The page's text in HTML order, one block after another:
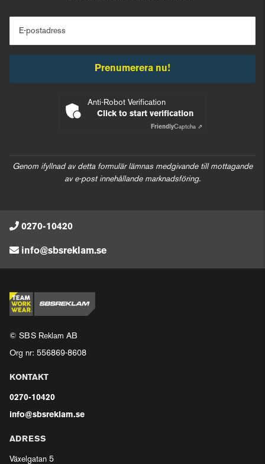
E-postadress
Prenumerera nu!
Anti-Robot Verification
Click to start verification
FriendlyCaptcha ⇗
Genom ifyllnad av detta formulär lämnas medgivande till mottagande
av e-post innehållande marknadsföring.
0270-10420
info@sbsreklam.se
© SBS Reklam AB
Org nr: 556869-8608
KONTAKT
0270-10420
info@sbsreklam.se
ADRESS
Växelgatan 5